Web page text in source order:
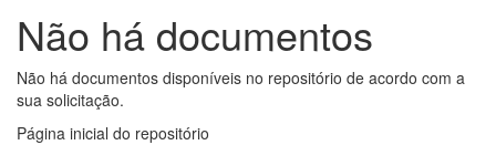
Não há documentos
Não há documentos disponíveis no repositório de acordo com a
sua solicitação.
Página inicial do repositório